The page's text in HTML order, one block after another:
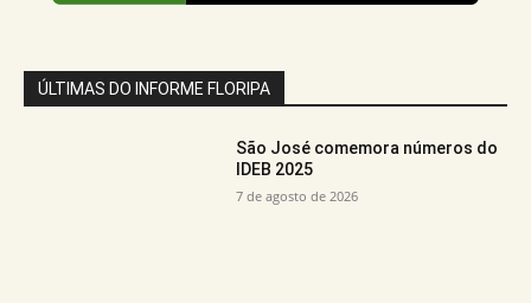
ÚLTIMAS DO INFORME FLORIPA
São José comemora números do
IDEB 2025
7 de agosto de 2026